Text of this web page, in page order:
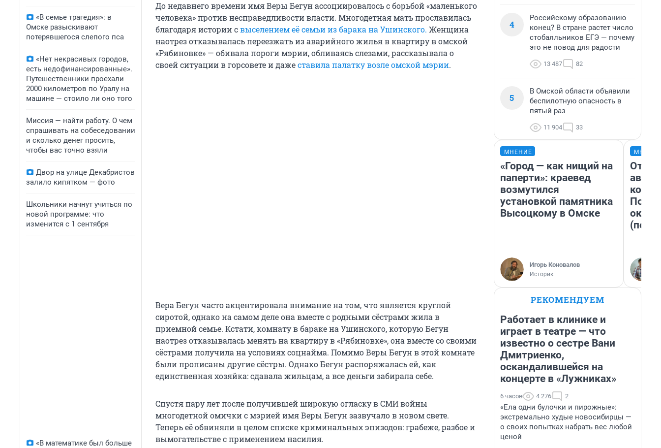
«В семье трагедия»: в
Омске разыскивают
потерявшегося слепого пса
«Нет некрасивых городов,
есть недофинансированные».
Путешественники проехали
2000 километров по Уралу на
машине — стоило ли оно того
Миссия — найти работу. О чем
спрашивать на собеседовании
и сколько денег просить,
чтобы вас точно взяли
Двор на улице Декабристов
залило кипятком — фото
Школьники начнут учиться по
новой программе: что
изменится с 1 сентября
«В математике был больше
До недавнего времени имя Веры Бегун ассоциировалось с борьбой «маленького
человека» против несправедливости власти. Многодетная мать прославилась
благодаря истории свыселением её семьи из барака на Ушинского. Женщина
наотрез отказывалась переезжать из аварийного жилья в квартиру в омской
«Рябиновке» — обивала пороги мэрии, обливаясь слезами, рассказывала о
своей ситуации в горсовете и дажеставила палатку возле омской мэрии.
Вера Бегун часто акцентировала внимание на том, что является круглой
сиротой, однако на самом деле она вместе с родными сёстрами жила в
приемной семье. Кстати, комнату в бараке на Ушинского, которую Бегун
наотрез отказывалась менять на квартиру в «Рябиновке», она вместе со своими
сёстрами получила на условиях соцнайма. Помимо Веры Бегун в этой комнате
были прописаны другие сёстры. Однако Бегун распоряжалась ей, как
единственная хозяйка: сдавала жильцам, а все деньги забирала себе.
Спустя пару лет после получившей широкую огласку в СМИ войны
многодетной омички с мэрией имя Веры Бегун зазвучало в новом свете.
Теперь её обвиняли в целом списке криминальных эпизодов: грабеже, разбое и
вымогательстве с применением насилия.
4
Российскому образованию
конец? В стране растет число
стобалльников ЕГЭ — почему
это не повод для радости
13 487 82
5
В Омской области объявили
беспилотную опасность в
пятый раз
11 904 33
МНЕНИЕ
«Город — как нищий на
паперти»: краевед
возмутился
установкой памятника
Высоцкому в Омске
Игорь Коновалов
Историк
От
РЕКОМЕНДУЕМ
Работает в клинике и
играет в театре — что
известно о сестре Вани
Дмитриенко,
оскандалившейся на
концерте в «Лужниках»
6 часов 4 276 2
«Ела одни булочки и пирожные»:
экстремально худые новосибирцы —
о своих попытках набрать вес любой
ценой